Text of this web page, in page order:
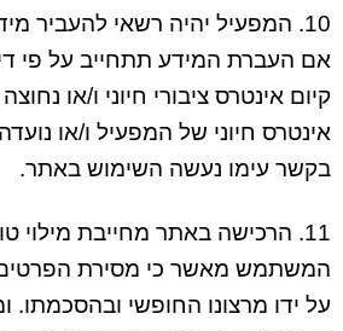
10. המפעיל יהיה רשאי
אם העברת המידע תתחייב על פי
קיום אינטרס ציבורי חיוני ו/או
אינטרס חיוני של המפעיל ו/או
בקשר עימו נעשה השימוש באתר.
11. הרכישה באתר מחייבת מילוי
המשתמש מאשר כי מסירת
על ידו מרצונו החופשי ובהסכמתו.